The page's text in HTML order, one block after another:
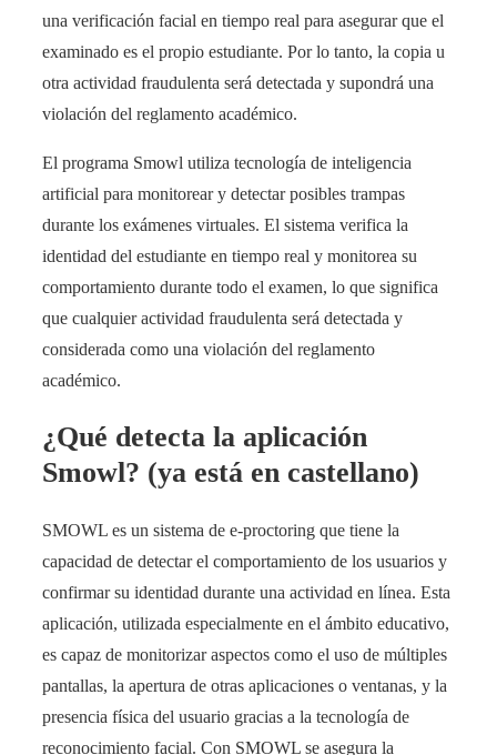
una verificación facial en tiempo real para asegurar que el
examinado es el propio estudiante. Por lo tanto, la copia u
otra actividad fraudulenta será detectada y supondrá una
violación del reglamento académico.
El programa Smowl utiliza tecnología de inteligencia
artificial para monitorear y detectar posibles trampas
durante los exámenes virtuales. El sistema verifica la
identidad del estudiante en tiempo real y monitorea su
comportamiento durante todo el examen, lo que significa
que cualquier actividad fraudulenta será detectada y
considerada como una violación del reglamento
académico.
¿Qué detecta la aplicación
Smowl? (ya está en castellano)
SMOWL es un sistema de e-proctoring que tiene la
capacidad de detectar el comportamiento de los usuarios y
confirmar su identidad durante una actividad en línea. Esta
aplicación, utilizada especialmente en el ámbito educativo,
es capaz de monitorizar aspectos como el uso de múltiples
pantallas, la apertura de otras aplicaciones o ventanas, y la
presencia física del usuario gracias a la tecnología de
reconocimiento facial. Con SMOWL se asegura la